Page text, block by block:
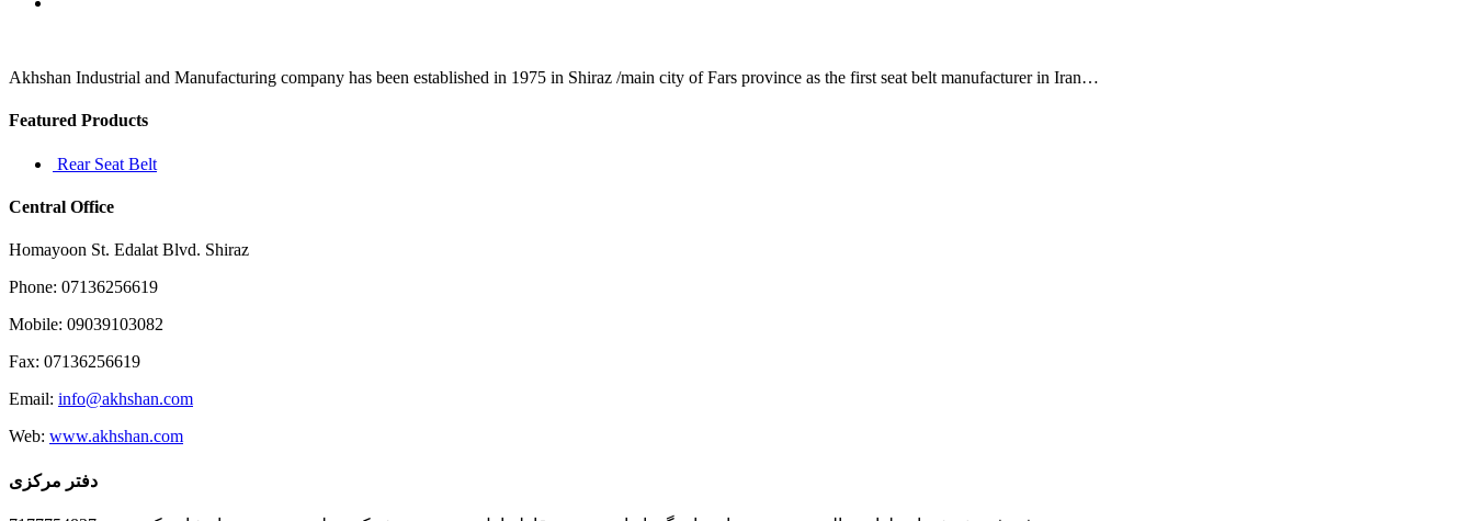
è
Akhshan Industrial and Manufacturing company has been established in 1975 in Shiraz /main city of Fars province as the first seat belt manufacturer in Iran…
Featured Products
Rear Seat Belt
Central Office
Homayoon St. Edalat Blvd. Shiraz
Phone: 07136256619
Mobile: 09039103082
Fax: 07136256619
Email: info@akhshan.com
Web: www.akhshan.com
دفتر مرکزی